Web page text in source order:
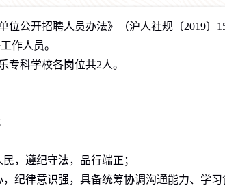
位公开招聘人员办法》（沪人社规〔2019〕
作人员。
专科学校各岗位共2人。
，遵纪守法，品行端正；
纪律意识强，具备统筹协调沟通能力、学习